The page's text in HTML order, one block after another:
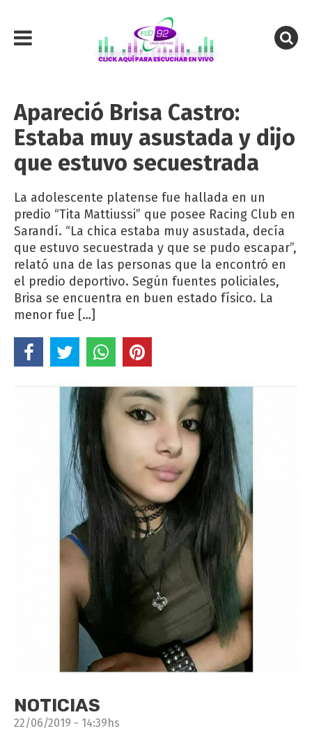
Apareció Brisa Castro:
Estaba muy asustada y dijo
que estuvo secuestrada
La adolescente platense fue hallada en un
predio “Tita Mattiussi” que posee Racing Club en
Sarandí. “La chica estaba muy asustada, decía
que estuvo secuestrada y que se pudo escapar”,
relató una de las personas que la encontró en
el predio deportivo. Según fuentes policiales,
Brisa se encuentra en buen estado físico. La
menor fue […]
NOTICIAS
22/06/2019 - 14:39hs